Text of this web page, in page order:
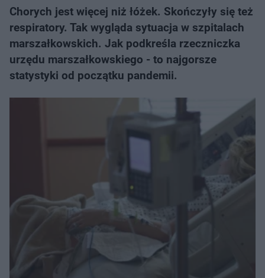
Chorych jest więcej niż łóżek. Skończyły się też
respiratory. Tak wygląda sytuacja w szpitalach
marszałkowskich. Jak podkreśla rzeczniczka
urzędu marszałkowskiego - to najgorsze
statystyki od początku pandemii.